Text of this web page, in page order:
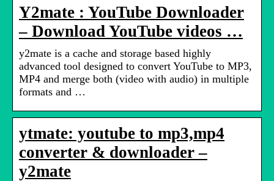
Y2mate : YouTube Downloader
– Download YouTube videos …
y2mate is a cache and storage based highly
advanced tool designed to convert YouTube to MP3,
MP4 and merge both (video with audio) in multiple
formats and …
ytmate: youtube to mp3,mp4
converter & downloader –
y2mate